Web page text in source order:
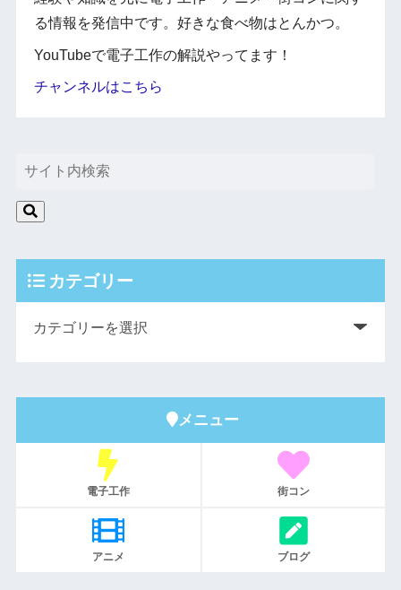
る情報を発信中です。好きな食べ物はとんかつ。
YouTubeで電子工作の解説やってます！
チャンネルはこちら
カテゴリー
メニュー
電子工作 街コン
アニメ ブログ